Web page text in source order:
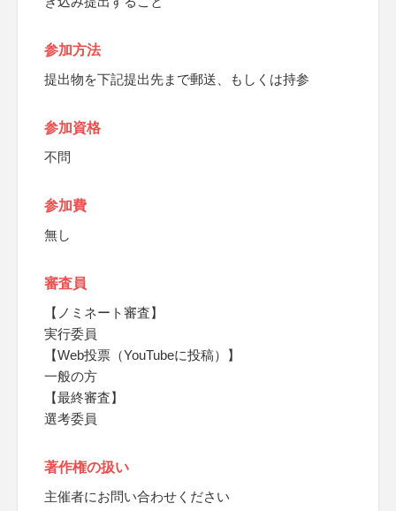
参加方法
提出物を下記提出先まで郵送、もしくは持参
参加資格
不問
参加費
無し
審査員
【ノミネート審査】
実行委員
【Web投票（YouTubeに投稿）】
一般の方
【最終審査】
選考委員
著作権の扱い
主催者にお問い合わせください